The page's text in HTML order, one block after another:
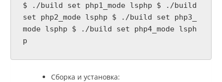
$ ./build set php1_mode lsphp $ ./build
set php2_mode lsphp $ ./build set php3_
mode lsphp $ ./build set php4_mode lsph
p
Сборка и установка: